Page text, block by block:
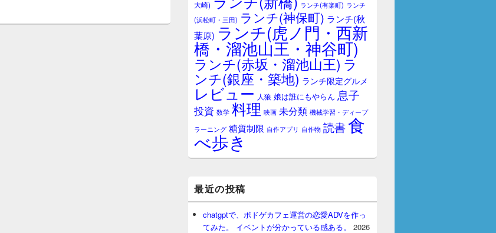
大崎)
ランチ(有楽町) ランチ
(浜松町・三田) ランチ(神保町) ランチ(秋
葉原) ランチ(虎ノ門・西新
橋・溜池山王・神谷町)
ランチ(赤坂・溜池山王) ラ
ンチ(銀座・築地) ランチ限定グルメ
レビュー 人狼 娘は誰にもやらん 息子
投資 数学 料理 映画 未分類 機械学習・ディープ
ラーニング 糖質制限 自作アプリ 自作物 読書食
べ歩き
最近の投稿
chatgptで、ボドゲカフェ運営の恋愛ADVを作っ
てみた。 イベントが分かっている感ある。
2026